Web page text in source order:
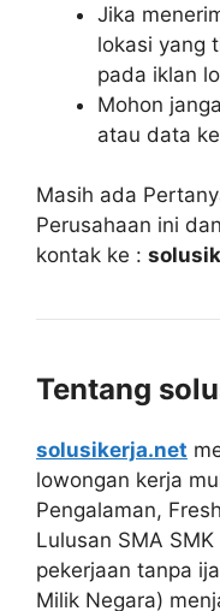
Jika
lokasi yang
pada iklan
Mohon
atau data
Masih ada
Perusahaan ini
kontak ke :
Tentang
solusikerja.net
lowongan kerja
Pengalaman,
Lulusan SMA
pekerjaan tanpa
Milik Negara)